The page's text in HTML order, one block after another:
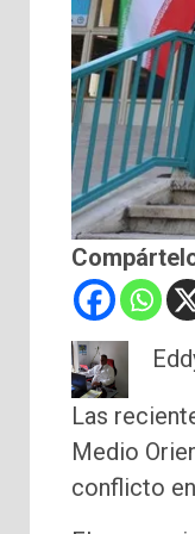
Las
Medio
conflicto